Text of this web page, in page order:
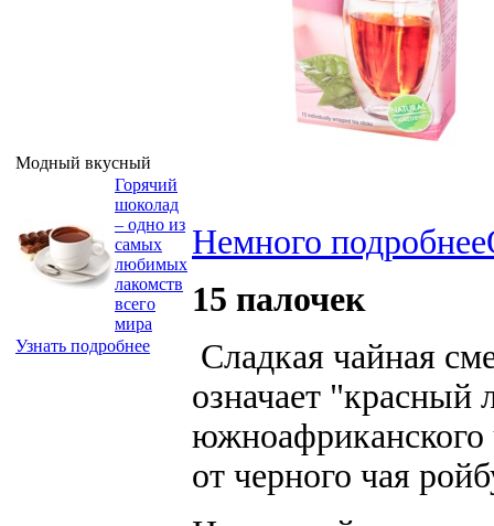
Модный вкусный
Горячий
шоколад
– одно из
самых
любимых
лакомств
всего
мира
Узнать подробнее
Немного подробнее
15 палочек
Сладкая чайная
означает "красный
южноафриканского
от черного чая